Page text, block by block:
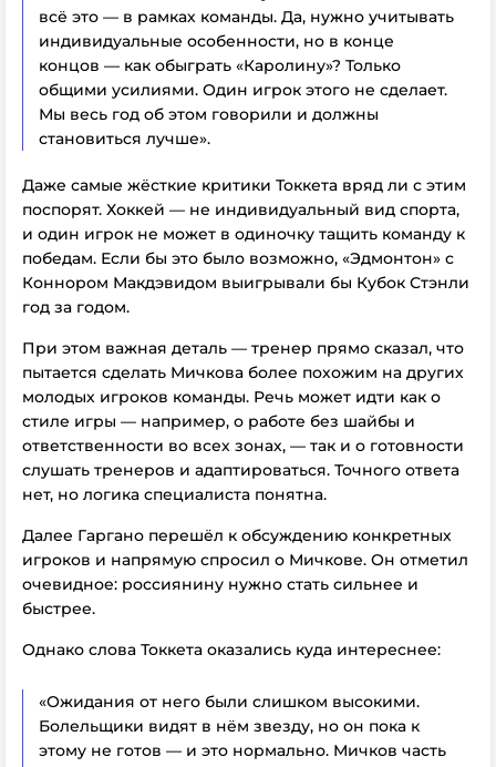
всё это — в рамках команды. Да, нужно учитывать
индивидуальные особенности, но в конце
концов — как обыграть «Каролину»? Только
общими усилиями. Один игрок этого не сделает.
Мы весь год об этом говорили и должны
становиться лучше».
Даже самые жёсткие критики Токкета вряд ли с этим
поспорят. Хоккей — не индивидуальный вид спорта,
и один игрок не может в одиночку тащить команду к
победам. Если бы это было возможно, «Эдмонтон» с
Коннором Макдэвидом выигрывали бы Кубок Стэнли
год за годом.
При этом важная деталь — тренер прямо сказал, что
пытается сделать Мичкова более похожим на других
молодых игроков команды. Речь может идти как о
стиле игры — например, о работе без шайбы и
ответственности во всех зонах, — так и о готовности
слушать тренеров и адаптироваться. Точного ответа
нет, но логика специалиста понятна.
Далее Гаргано перешёл к обсуждению конкретных
игроков и напрямую спросил о Мичкове. Он отметил
очевидное: россиянину нужно стать сильнее и
быстрее.
Однако слова Токкета оказались куда интереснее:
«Ожидания от него были слишком высокими.
Болельщики видят в нём звезду, но он пока к
этому не готов — и это нормально. Мичков часть